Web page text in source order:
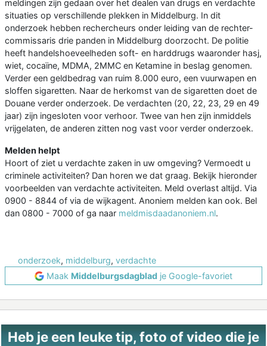
meldingen zijn gedaan over het dealen van drugs en verdachte
situaties op verschillende plekken in Middelburg. In dit
onderzoek hebben rechercheurs onder leiding van de rechter-
commissaris drie panden in Middelburg doorzocht. De politie
heeft handelshoeveelheden soft- en harddrugs waaronder hasj,
wiet, cocaïne, MDMA, 2MMC en Ketamine in beslag genomen.
Verder een geldbedrag van ruim 8.000 euro, een vuurwapen en
sloffen sigaretten. Naar de herkomst van de sigaretten doet de
Douane verder onderzoek. De verdachten (20, 22, 23, 29 en 49
jaar) zijn ingesloten voor verhoor. Twee van hen zijn inmiddels
vrijgelaten, de anderen zitten nog vast voor verder onderzoek.
Melden helpt
Hoort of ziet u verdachte zaken in uw omgeving? Vermoedt u
criminele activiteiten? Dan horen we dat graag. Bekijk hieronder
voorbeelden van verdachte activiteiten. Meld overlast altijd. Via
0900 - 8844 of via de wijkagent. Anoniem melden kan ook. Bel
dan 0800 - 7000 of ga naar meldmisdaadanoniem.nl.
onderzoek, middelburg, verdachte
Maak Middelburgsdagblad je Google-favoriet
Heb je een leuke tip, foto of video die je